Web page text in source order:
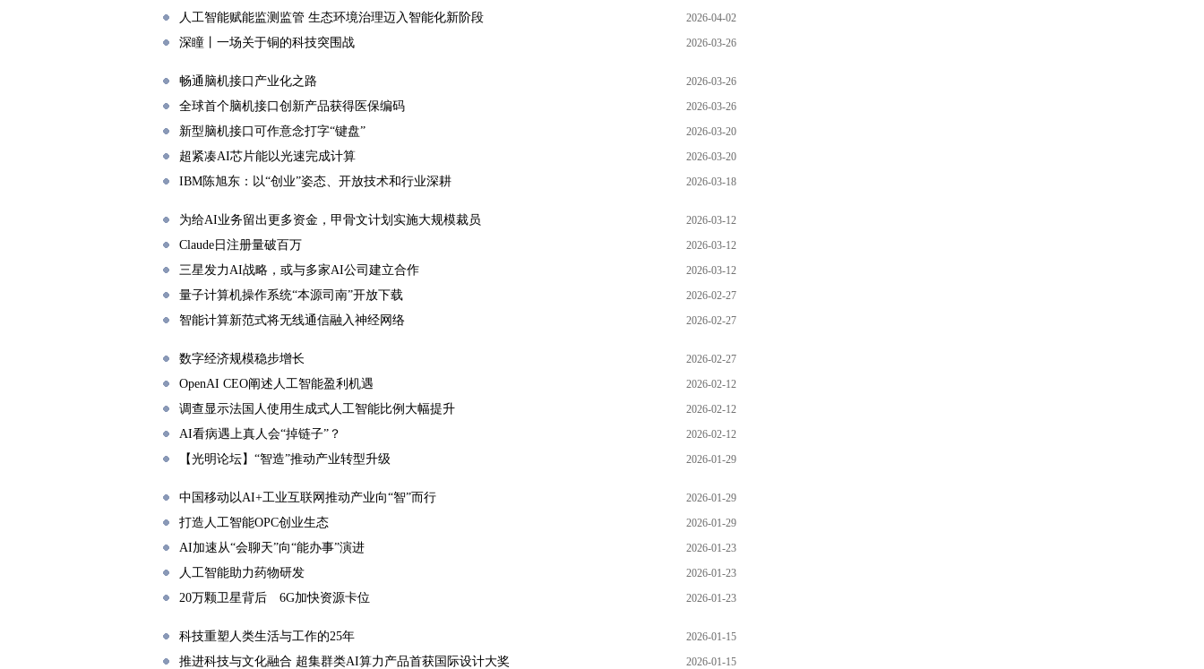
人工智能赋能监测监管 生态环境治理迈入智能化新阶段 2026-04-02
深瞳丨一场关于铜的科技突围战 2026-03-26
畅通脑机接口产业化之路 2026-03-26
全球首个脑机接口创新产品获得医保编码 2026-03-26
新型脑机接口可作意念打字“键盘” 2026-03-20
超紧凑AI芯片能以光速完成计算 2026-03-20
IBM陈旭东：以“创业”姿态、开放技术和行业深耕 2026-03-18
为给AI业务留出更多资金，甲骨文计划实施大规模裁员 2026-03-12
Claude日注册量破百万 2026-03-12
三星发力AI战略，或与多家AI公司建立合作 2026-03-12
量子计算机操作系统“本源司南”开放下载 2026-02-27
智能计算新范式将无线通信融入神经网络 2026-02-27
数字经济规模稳步增长 2026-02-27
OpenAI CEO阐述人工智能盈利机遇 2026-02-12
调查显示法国人使用生成式人工智能比例大幅提升 2026-02-12
AI看病遇上真人会“掉链子”？ 2026-02-12
【光明论坛】“智造”推动产业转型升级 2026-01-29
中国移动以AI+工业互联网推动产业向“智”而行 2026-01-29
打造人工智能OPC创业生态 2026-01-29
AI加速从“会聊天”向“能办事”演进 2026-01-23
人工智能助力药物研发 2026-01-23
20万颗卫星背后 6G加快资源卡位 2026-01-23
科技重塑人类生活与工作的25年 2026-01-15
推进科技与文化融合 超集群类AI算力产品首获国际设计大奖 2026-01-15